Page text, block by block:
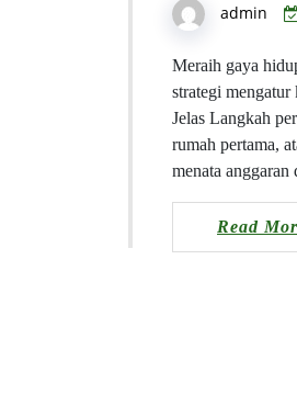
admin
Meraih gaya
strategi
Jelas Langkah
rumah pertama,
menata
Read